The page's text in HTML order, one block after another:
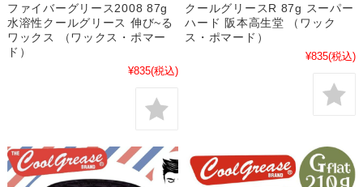
ファイバーグリース2008 87g
水溶性クールグリース 伸び~る
ワックス （ワックス・ポマー
ド）
¥835(税込)
クールグリースR 87g スーパー
ハード 阪本高生堂 （ワック
ス・ポマード）
¥835(税込)